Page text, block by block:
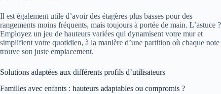
Il est également utile d’avoir des étagères plus basses pour des
rangements moins fréquents, mais toujours à portée de main. L’astuce ?
Employez un jeu de hauteurs variées qui dynamisent votre mur et
simplifient votre quotidien, à la manière d’une partition où chaque note
trouve son juste emplacement.
Solutions adaptées aux différents profils d’utilisateurs
Familles avec enfants : hauteurs adaptables ou compromis ?